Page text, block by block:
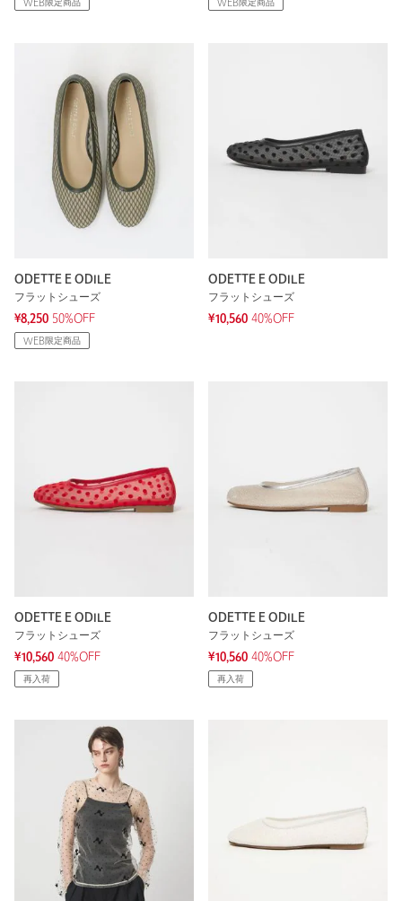
WEB限定商品 WEB限定商品
ODETTE E ODILE
フラットシューズ
¥8,250 50%OFF
WEB限定商品
ODETTE E ODILE
フラットシューズ
¥10,560 40%OFF
ODETTE E ODILE
フラットシューズ
¥10,560 40%OFF
再入荷
ODETTE E ODILE
フラットシューズ
¥10,560 40%OFF
再入荷